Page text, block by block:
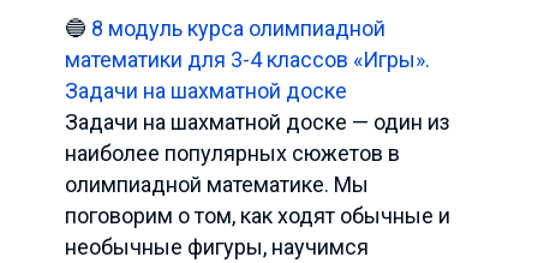
🔵 8 модуль курса олимпиадной
математики для 3-4 классов «Игры».
Задачи на шахматной доске
Задачи на шахматной доске — один из
наиболее популярных сюжетов в
олимпиадной математике. Мы
поговорим о том, как ходят обычные и
необычные фигуры, научимся